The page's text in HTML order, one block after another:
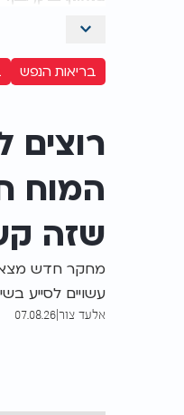
בריאות הנפש
רוצים
המוח
שזה
נושמים
עשויים לסייע
אלעד צור|
07.08.26